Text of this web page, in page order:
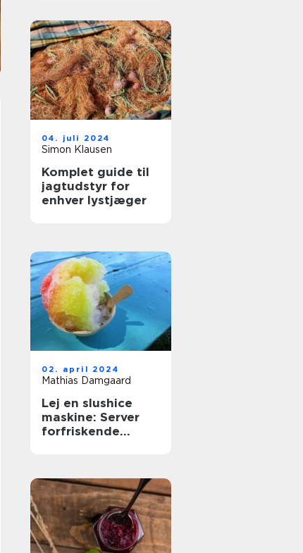
04. juli 2024
Simon Klausen
Komplet guide til
jagtudstyr for
enhver lystjæger
02. april 2024
Mathias Damgaard
Lej en slushice
maskine: Server
forfriskende